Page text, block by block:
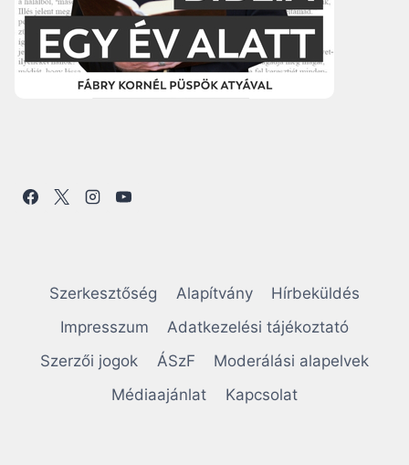
Szerkesztőség Alapítvány
Hírbeküldés
Impresszum
Adatkezelési tájékoztató
Szerzői jogok
ÁSzF
Moderálási alapelvek
Médiaajánlat
Kapcsolat